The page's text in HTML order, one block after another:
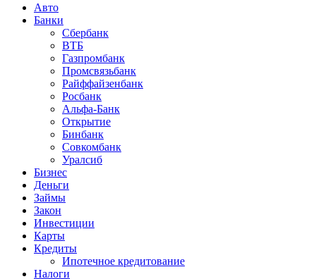
Авто
Банки
Сбербанк
ВТБ
Газпромбанк
Промсвязьбанк
Райффайзенбанк
Росбанк
Альфа-Банк
Открытие
Бинбанк
Совкомбанк
Уралсиб
Бизнес
Деньги
Займы
Закон
Инвестиции
Карты
Кредиты
Ипотечное кредитование
Налоги